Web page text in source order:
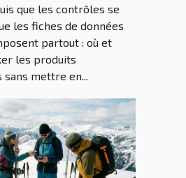
que les contrôles se
les fiches de données
partout : où et
les produits
mettre en...